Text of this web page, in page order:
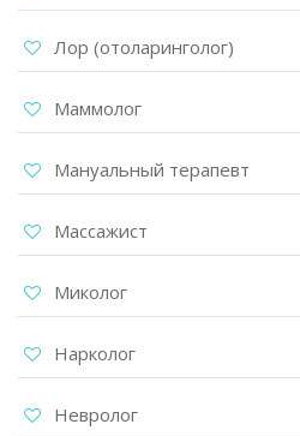
Лор (отоларинголог)
Маммолог
Мануальный терапевт
Массажист
Миколог
Нарколог
Невролог